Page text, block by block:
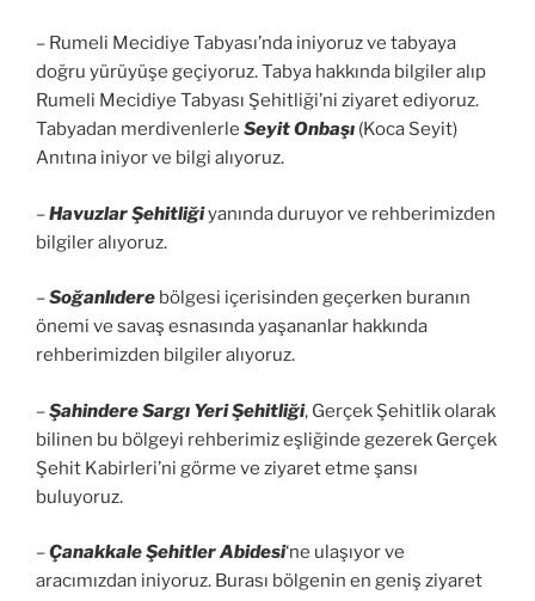
– Rumeli Mecidiye Tabyası’nda iniyoruz ve tabyaya
doğru yürüyüşe geçiyoruz. Tabya hakkında bilgiler alıp
Rumeli Mecidiye Tabyası Şehitliği’ni ziyaret ediyoruz.
Tabyadan merdivenlerle Seyit Onbaşı (Koca Seyit)
Anıtına iniyor ve bilgi alıyoruz.
–Havuzlar Şehitliğiyanında duruyor ve rehberimizden
bilgiler alıyoruz.
–Soğanlıdere bölgesi içerisinden geçerken buranın
önemi ve savaş esnasında yaşananlar hakkında
rehberimizden bilgiler alıyoruz.
–Şahindere Sargı Yeri Şehitliği, Gerçek Şehitlik olarak
bilinen bu bölgeyi rehberimiz eşliğinde gezerek Gerçek
Şehit Kabirleri’ni görme ve ziyaret etme şansı
buluyoruz.
–Çanakkale Şehitler Abidesi‘ne ulaşıyor ve
aracımızdan iniyoruz. Burası bölgenin en geniş ziyaret